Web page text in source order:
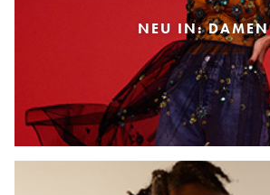
NEU IN: DAMEN